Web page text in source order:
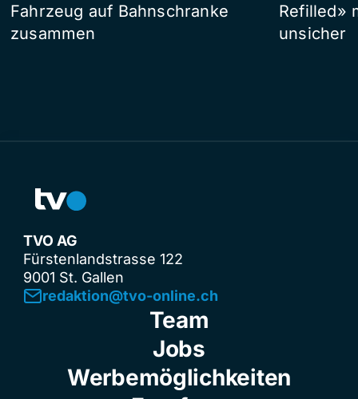
Fahrzeug auf Bahnschranke
zusammen
Refilled»
unsicher
TVO AG
Fürstenlandstrasse 122
9001 St. Gallen
redaktion@tvo-online.ch
Team
Jobs
Werbemöglichkeiten